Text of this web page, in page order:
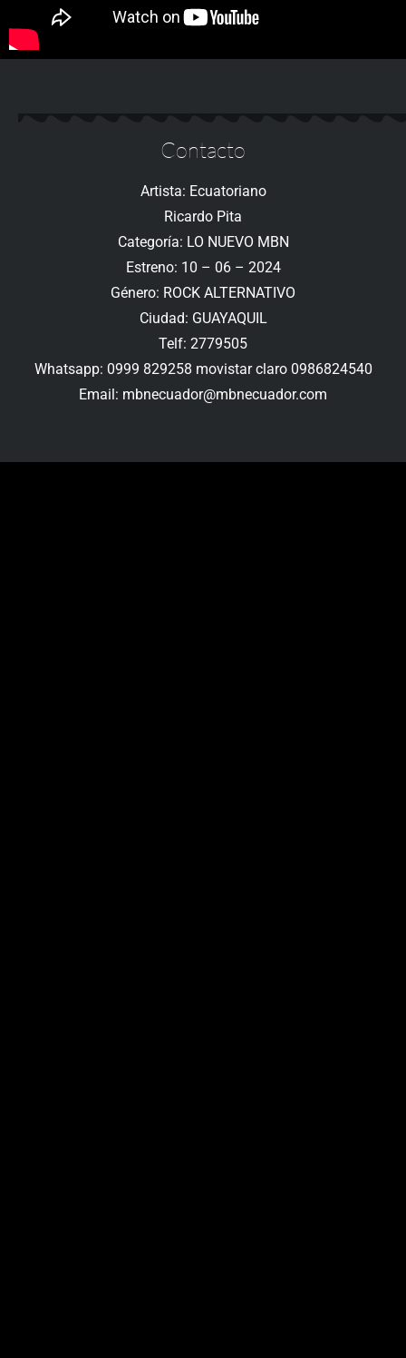
Contacto
Artista: Ecuatoriano
Ricardo Pita
Categoría: LO NUEVO MBN
Estreno: 10 – 06 – 2024
Género: ROCK ALTERNATIVO
Ciudad: GUAYAQUIL
Telf: 2779505
Whatsapp: 0999 829258 movistar claro 0986824540
Email: mbnecuador@mbnecuador.com